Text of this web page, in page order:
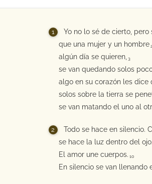
Yo no lo sé de cierto, pero
que una mujer y un hombre
algún día se quieren, 3
se van quedando solos
algo en su corazón les dice
solos sobre la tierra se
se van matando el uno al
Todo se hace en silencio.
se hace la luz dentro del ojo.
El amor une cuerpos. 10
En silencio se van llenando